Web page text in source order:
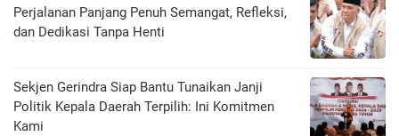
Perjalanan Panjang Penuh Semangat, Refleksi,
dan Dedikasi Tanpa Henti
Sekjen Gerindra Siap Bantu Tunaikan Janji
Politik Kepala Daerah Terpilih: Ini Komitmen
Kami